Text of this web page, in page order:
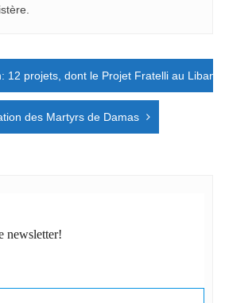
12 projets, dont le Projet Fratelli au Liban.
des Martyrs de Damas
newsletter!